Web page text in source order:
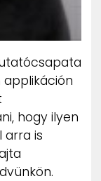
hogy ilyen
arra is